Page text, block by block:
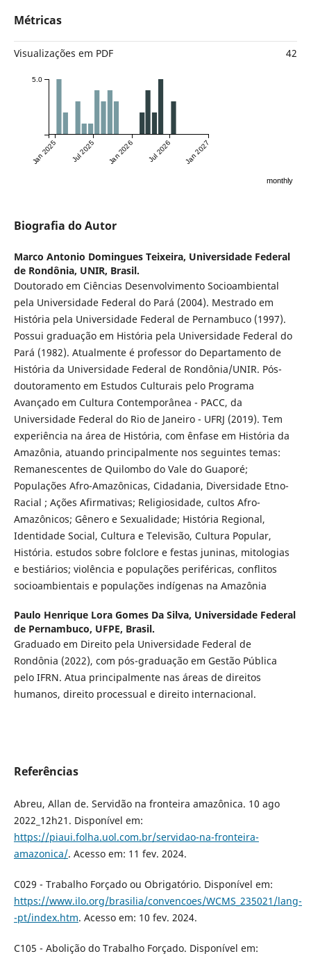
Métricas
Visualizações em PDF 42
Jan 2025 Jul 2025 Jan 2026 Jul 2026 Jan 2027
5.0
monthly
Biografia do Autor
Marco Antonio Domingues Teixeira, Universidade Federal
de Rondônia, UNIR, Brasil.
Doutorado em Ciências Desenvolvimento Socioambiental
pela Universidade Federal do Pará (2004). Mestrado em
História pela Universidade Federal de Pernambuco (1997).
Possui graduação em História pela Universidade Federal do
Pará (1982). Atualmente é professor do Departamento de
História da Universidade Federal de Rondônia/UNIR. Pós-
doutoramento em Estudos Culturais pelo Programa
Avançado em Cultura Contemporânea - PACC, da
Universidade Federal do Rio de Janeiro - UFRJ (2019). Tem
experiência na área de História, com ênfase em História da
Amazônia, atuando principalmente nos seguintes temas:
Remanescentes de Quilombo do Vale do Guaporé;
Populações Afro-Amazônicas, Cidadania, Diversidade Etno-
Racial ; Ações Afirmativas; Religiosidade, cultos Afro-
Amazônicos; Gênero e Sexualidade; História Regional,
Identidade Social, Cultura e Televisão, Cultura Popular,
História. estudos sobre folclore e festas juninas, mitologias
e bestiários; violência e populações periféricas, conflitos
socioambientais e populações indígenas na Amazônia
Paulo Henrique Lora Gomes Da Silva, Universidade Federal
de Pernambuco, UFPE, Brasil.
Graduado em Direito pela Universidade Federal de
Rondônia (2022), com pós-graduação em Gestão Pública
pelo IFRN. Atua principalmente nas áreas de direitos
humanos, direito processual e direito internacional.
Referências
Abreu, Allan de. Servidão na fronteira amazônica. 10 ago
2022_12h21. Disponível em:
https://piaui.folha.uol.com.br/servidao-na-fronteira-
amazonica/. Acesso em: 11 fev. 2024.
C029 - Trabalho Forçado ou Obrigatório. Disponível em:
https://www.ilo.org/brasilia/convencoes/WCMS_235021/lang-
-pt/index.htm. Acesso em: 10 fev. 2024.
C105 - Abolição do Trabalho Forçado. Disponível em: